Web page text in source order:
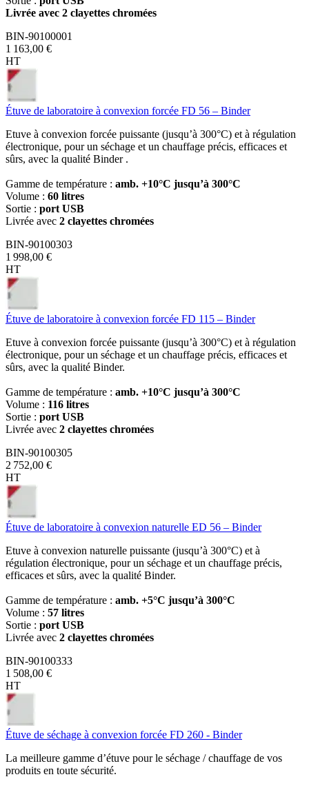
Livrée avec 2 clayettes chromées
BIN-90100001
1 163,00 €
HT
Étuve de laboratoire à convexion forcée FD 56 – Binder
Etuve à convexion forcée puissante (jusqu’à 300°C) et à régulation
électronique, pour un séchage et un chauffage précis, efficaces et
sûrs, avec la qualité Binder .
Gamme de température : amb. +10°C jusqu’à 300°C
Volume : 60 litres
Sortie : port USB
Livrée avec 2 clayettes chromées
BIN-90100303
1 998,00 €
HT
Étuve de laboratoire à convexion forcée FD 115 – Binder
Etuve à convexion forcée puissante (jusqu’à 300°C) et à régulation
électronique, pour un séchage et un chauffage précis, efficaces et
sûrs, avec la qualité Binder.
Gamme de température : amb. +10°C jusqu’à 300°C
Volume : 116 litres
Sortie : port USB
Livrée avec 2 clayettes chromées
BIN-90100305
2 752,00 €
HT
Étuve de laboratoire à convexion naturelle ED 56 – Binder
Etuve à convexion naturelle puissante (jusqu’à 300°C) et à
régulation électronique, pour un séchage et un chauffage précis,
efficaces et sûrs, avec la qualité Binder.
Gamme de température : amb. +5°C jusqu’à 300°C
Volume : 57 litres
Sortie : port USB
Livrée avec 2 clayettes chromées
BIN-90100333
1 508,00 €
HT
Étuve de séchage à convexion forcée FD 260 - Binder
La meilleure gamme d’étuve pour le séchage / chauffage de vos
produits en toute sécurité.